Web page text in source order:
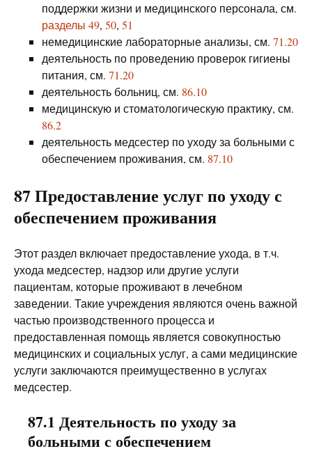
поддержки жизни и медицинского персонала, см.
разделы 49, 50, 51
немедицинские лабораторные анализы, см. 71.20
деятельность по проведению проверок гигиены
питания, см. 71.20
деятельность больниц, см. 86.10
медицинскую и стоматологическую практику, см.
86.2
деятельность медсестер по уходу за больными с
обеспечением проживания, см. 87.10
87 Предоставление услуг по уходу с
обеспечением проживания
Этот раздел включает предоставление ухода, в т.ч.
ухода медсестер, надзор или другие услуги
пациентам, которые проживают в лечебном
заведении. Такие учреждения являются очень важной
частью производственного процесса и
предоставленная помощь является совокупностью
медицинских и социальных услуг, а сами медицинские
услуги заключаются преимущественно в услугах
медсестер.
87.1 Деятельность по уходу за
больными с обеспечением